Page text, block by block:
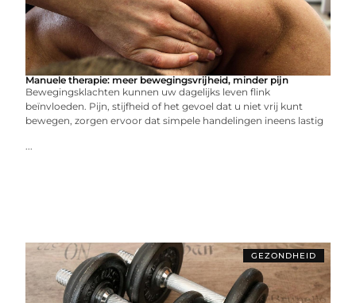
Manuele therapie: meer bewegingsvrijheid, minder pijn
Bewegingsklachten kunnen uw dagelijks leven flink
beïnvloeden. Pijn, stijfheid of het gevoel dat u niet vrij kunt
bewegen, zorgen ervoor dat simpele handelingen ineens lastig
...
GEZONDHEID